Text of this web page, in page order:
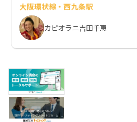
大阪環状線・西九条駅
カピオラニ吉田千恵